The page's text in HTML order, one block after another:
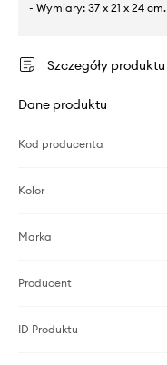
- Wymiary: 37 x 21 x 24 cm.
Szczegóły produktu
Dane produktu
Kod producenta
Kolor
Marka
Producent
ID Produktu